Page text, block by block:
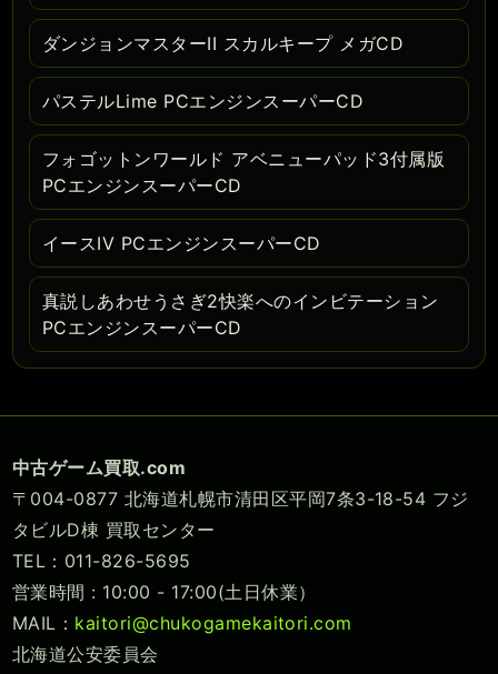
ダンジョンマスターII スカルキープ メガCD
パステルLime PCエンジンスーパーCD
フォゴットンワールド アベニューパッド3付属版
PCエンジンスーパーCD
イースIV PCエンジンスーパーCD
真説しあわせうさぎ2快楽へのインビテーション
PCエンジンスーパーCD
中古ゲーム買取.com
〒004-0877 北海道札幌市清田区平岡7条3-18-54 フジ
タビルD棟 買取センター
TEL：011-826-5695
営業時間 : 10:00 - 17:00(土日休業）
MAIL： kaitori@chukogamekaitori.com
北海道公安委員会